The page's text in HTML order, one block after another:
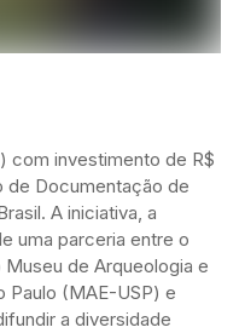
com investimento de R$
de Documentação de
A iniciativa, a
uma parceria entre o
Museu de Arqueologia e
Paulo (MAE-USP) e
a diversidade